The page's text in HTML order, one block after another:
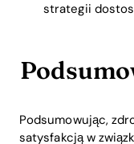
strategii
Podsumowując,
satysfakcją w